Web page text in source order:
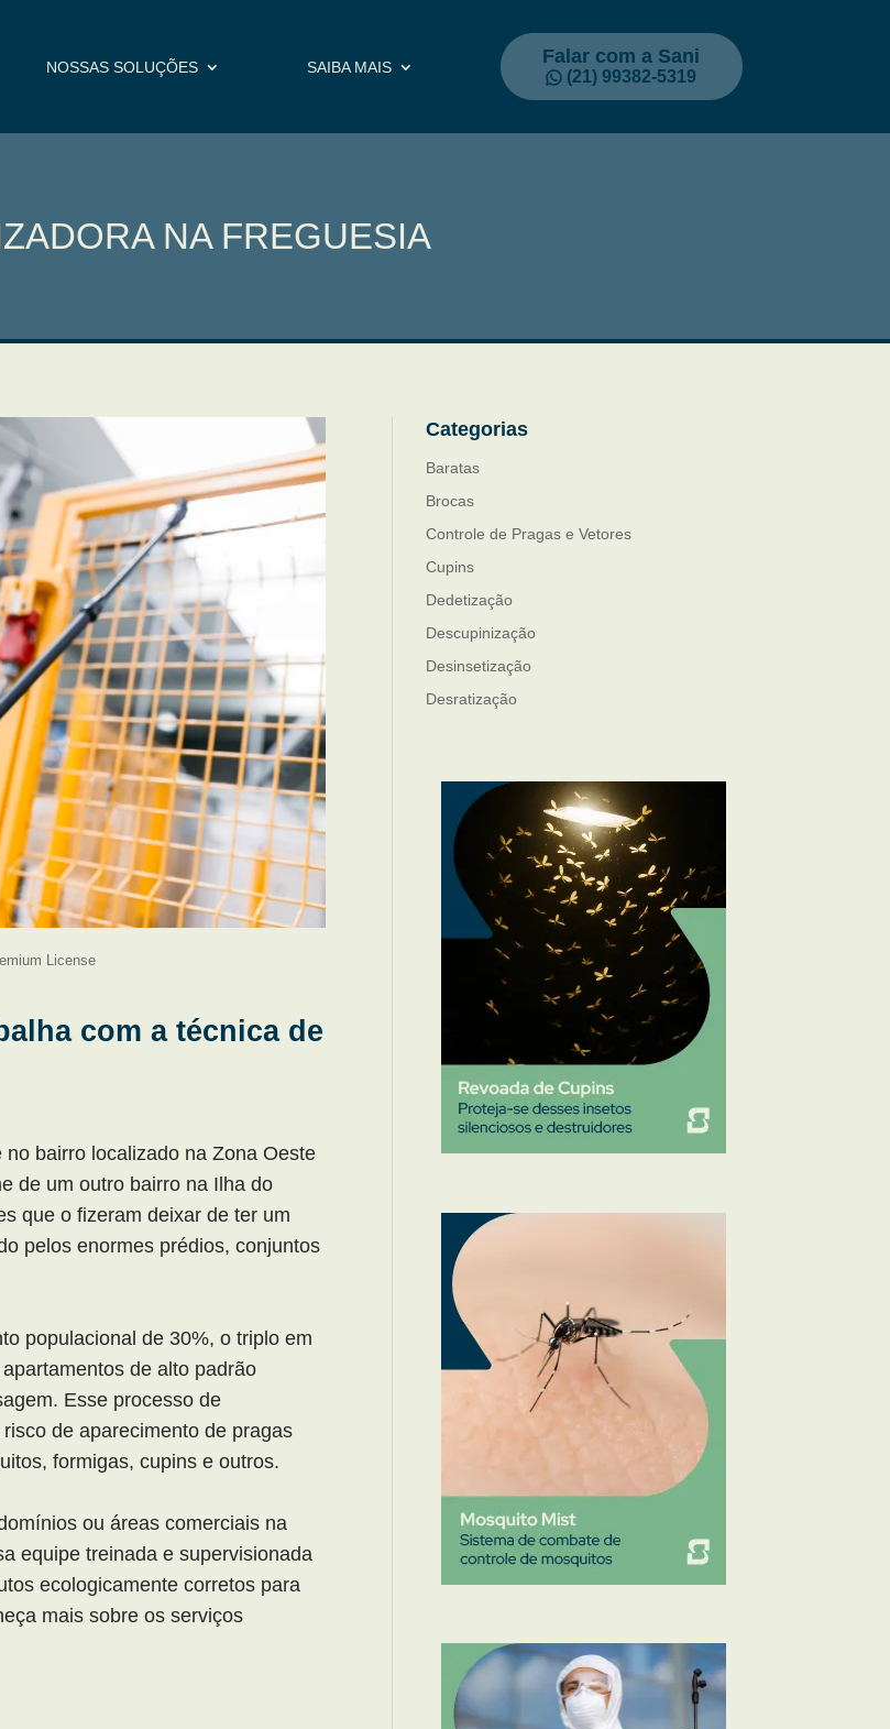
NOSSAS SOLUÇÕES SAIBA MAIS Falar com a Sani
(21) 99382-5319
NA FREGUESIA
License
com a técnica de
bairro localizado na Zona Oeste
de um outro bairro na Ilha do
que o fizeram deixar de ter um
pelos enormes prédios, conjuntos
populacional de 30%, o triplo em
de alto padrão
Esse processo de
de aparecimento de pragas
formigas, cupins e outros.
ou áreas comerciais na
equipe treinada e supervisionada
ecologicamente corretos para
mais sobre os serviços
Categorias
Baratas
Brocas
Controle de Pragas e Vetores
Cupins
Dedetização
Descupinização
Desinsetização
Desratização
Mosquitos
Percevejo de Cama
Pulgas e Carrapatos
Ratos
Sanitização